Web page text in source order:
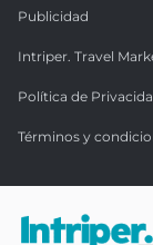
Publicidad
Intriper. Travel
Política de
Términos y